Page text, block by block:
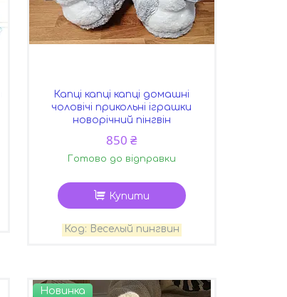
Капці капці капці домашні
чоловічі прикольні іграшки
новорічний пінгвін
850 ₴
Готово до відправки
Купити
Веселый пингвин
Новинка